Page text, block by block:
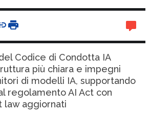
Codice di Condotta IA
più chiara e impegni
di modelli IA, supportando
regolamento AI Act con
law aggiornati